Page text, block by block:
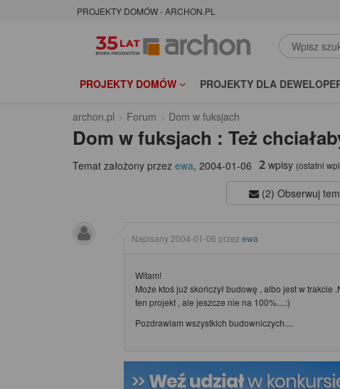
PROJEKTY DOMÓW - ARCHON.PL
PROJEKTY DOMÓW PROJEKTY DLA
archon.pl Forum Dom w fuksjach
Dom w fuksjach : Też
Temat założony przez ewa, 2004-01-06 2 wpisy (ostatni
(2) Obserwuj
Napisany 2004-01-06 przez ewa
Witam!
Może ktoś już skończył budowę , albo jest w
ten projekt , ale jeszcze nie na 100%....:)
Pozdrawiam wszystkich budowniczych....